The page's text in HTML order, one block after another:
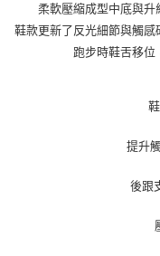
柔軟壓縮成型中底與升
鞋款更新了反光細節與觸
跑步時鞋舌移位
提升
後跟